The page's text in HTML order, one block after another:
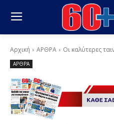
Αρχική ΑΡΘΡΑ Οι καλύτερες
ΑΡΘΡΑ